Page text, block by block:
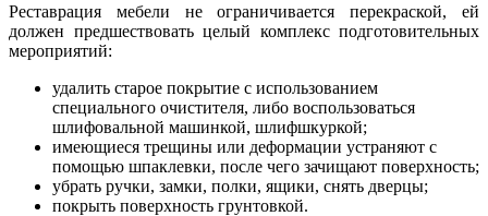
Реставрация мебели не ограничивается перекраской, ей
должен предшествовать целый комплекс подготовительных
мероприятий:
удалить старое покрытие с использованием
специального очистителя, либо воспользоваться
шлифовальной машинкой, шлифшкуркой;
имеющиеся трещины или деформации устраняют с
помощью шпаклевки, после чего зачищают поверхность;
убрать ручки, замки, полки, ящики, снять дверцы;
покрыть поверхность грунтовкой.